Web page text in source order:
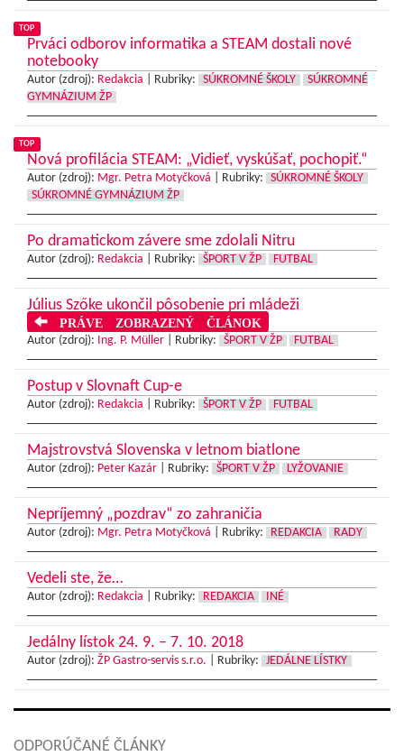
TOP
Prváci odborov informatika a STEAM dostali nové
notebooky
Autor (zdroj): Redakcia Rubriky: SÚKROMNÉ ŠKOLY
SÚKROMNÉ
GYMNÁZIUM ŽP
TOP
Nová profilácia STEAM: „Vidieť, vyskúšať, pochopiť.“
Autor (zdroj): Mgr. Petra Motyčková Rubriky:
SÚKROMNÉ ŠKOLY
SÚKROMNÉ GYMNÁZIUM ŽP
Po dramatickom závere sme zdolali Nitru
Autor (zdroj): Redakcia Rubriky: ŠPORT V ŽP FUTBAL
Július Szőke ukončil pôsobenie pri mládeži
PRÁVE ZOBRAZENÝ ČLÁNOK
Autor (zdroj): Ing. P. Müller Rubriky: ŠPORT V ŽP FUTBAL
Postup v Slovnaft Cup-e
Autor (zdroj): Redakcia Rubriky: ŠPORT V ŽP FUTBAL
Majstrovstvá Slovenska v letnom biatlone
Autor (zdroj): Peter Kazár Rubriky: ŠPORT V ŽP LYŽOVANIE
Nepríjemný „pozdrav“ zo zahraničia
Autor (zdroj): Mgr. Petra Motyčková Rubriky: REDAKCIA RADY
Vedeli ste, že…
Autor (zdroj): Redakcia Rubriky: REDAKCIA INÉ
Jedálny lístok 24. 9. – 7. 10. 2018
Autor (zdroj): ŽP Gastro-servis s.r.o. Rubriky: JEDÁLNE LÍSTKY
ODPORÚČANÉ ČLÁNKY